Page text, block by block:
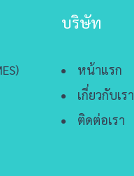
บริษัท
หน้าแรก
เกี่ยวกับเรา
ติดต่อเรา